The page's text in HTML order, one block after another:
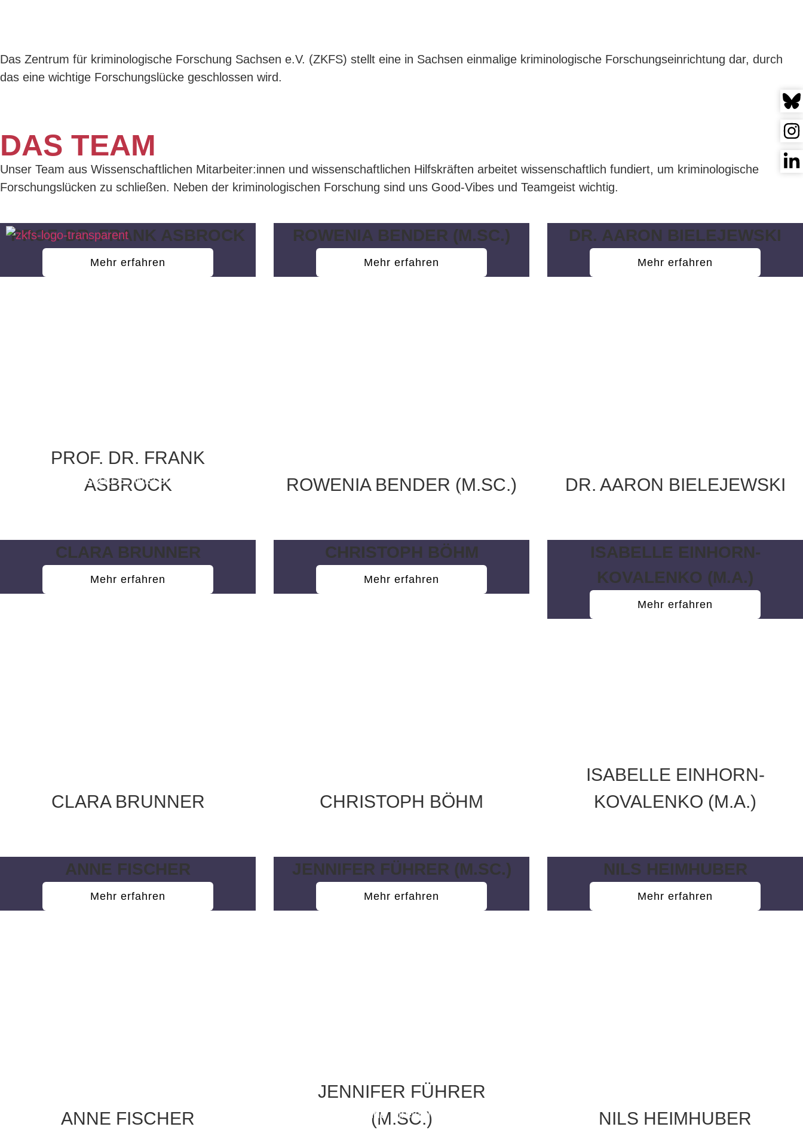
Das Zentrum für kriminologische Forschung Sachsen e.V. (ZKFS) stellt eine in Sachsen einmalige kriminologische Forschungseinrichtung dar, durch
das eine wichtige Forschungslücke geschlossen wird.
DAS TEAM
Unser Team aus Wissenschaftlichen Mitarbeiter:innen und wissenschaftlichen Hilfskräften arbeitet wissenschaftlich fundiert, um kriminologische
Forschungslücken zu schließen. Neben der kriminologischen Forschung sind uns Good-Vibes und Teamgeist wichtig.
PROF. DR. FRANK
ASBROCK
Direktor des ZKFS, Wissenschaftliche
PROF. DR. FRANK ASBROCK
Mehr erfahren
ROWENIA BENDER (M.SC.)
Wissenschaftliche Mitarbeiterin
ROWENIA BENDER (M.SC.)
Mehr erfahren
DR. AARON BIELEJEWSKI
DR. AARON BIELEJEWSKI
Mehr erfahren
CLARA BRUNNER
CLARA BRUNNER
Mehr erfahren
CHRISTOPH BÖHM
CHRISTOPH BÖHM
Mehr erfahren
ISABELLE EINHORN-
KOVALENKO (M.A.)
Geschäftsführung
ISABELLE EINHORN-
KOVALENKO (M.A.)
Mehr erfahren
ANNE FISCHER
ANNE FISCHER
Mehr erfahren
JENNIFER FÜHRER
(M.SC.)
Stellvertretende Direktorin des ZKFS;
Wissenschaftliche Mitarbeiterin
JENNIFER FÜHRER (M.SC.)
Mehr erfahren
NILS HEIMHUBER
NILS HEIMHUBER
Mehr erfahren